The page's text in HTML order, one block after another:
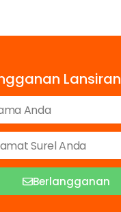
Lansiran
Berlangganan